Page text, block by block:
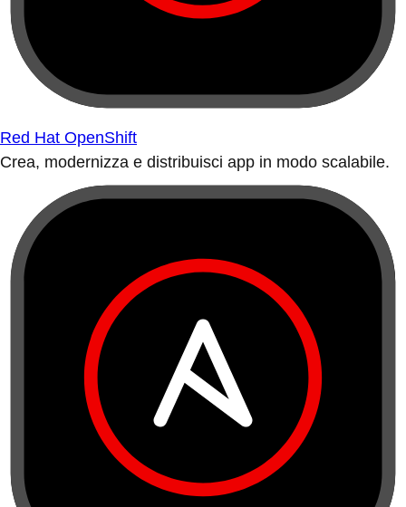
Red Hat OpenShift
Crea, modernizza e distribuisci app in modo scalabile.